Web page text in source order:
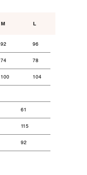
92
115
61
100 104
74 78
96
92
M L